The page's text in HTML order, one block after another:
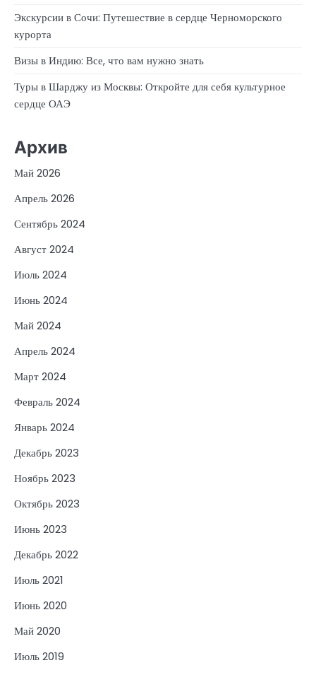
Экскурсии в Сочи: Путешествие в сердце Черноморского
курорта
Визы в Индию: Все, что вам нужно знать
Туры в Шарджу из Москвы: Откройте для себя культурное
сердце ОАЭ
Архив
Май 2026
Апрель 2026
Сентябрь 2024
Август 2024
Июль 2024
Июнь 2024
Май 2024
Апрель 2024
Март 2024
Февраль 2024
Январь 2024
Декабрь 2023
Ноябрь 2023
Октябрь 2023
Июнь 2023
Декабрь 2022
Июль 2021
Июнь 2020
Май 2020
Июль 2019